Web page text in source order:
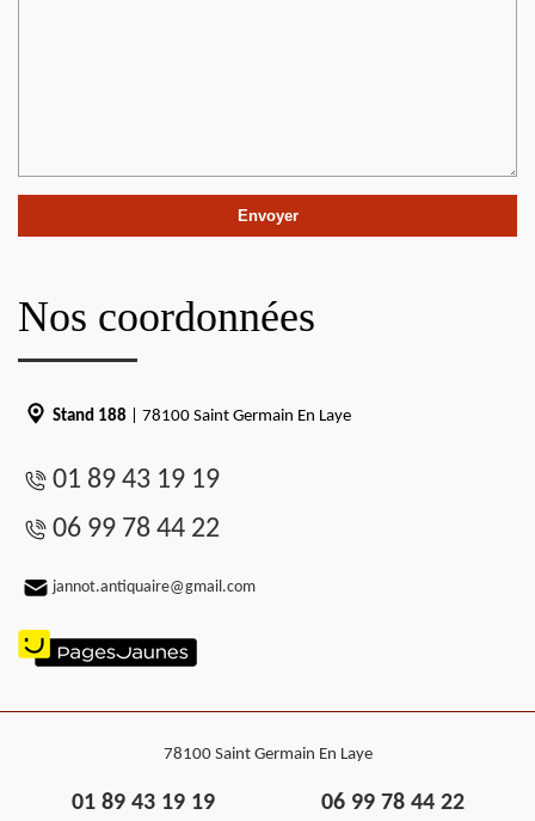
Nos coordonnées
Stand 188 | 78100 Saint Germain En Laye
01 89 43 19 19
06 99 78 44 22
jannot.antiquaire@gmail.com
78100 Saint Germain En Laye
01 89 43 19 19 06 99 78 44 22